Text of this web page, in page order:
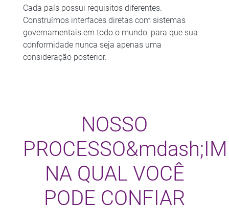
Cada país possui requisitos diferentes.
Construímos interfaces diretas com sistemas
governamentais em todo o mundo, para que sua
conformidade nunca seja apenas uma
consideração posterior.
NOSSO
NA QUAL VOCÊ
PODE CONFIAR